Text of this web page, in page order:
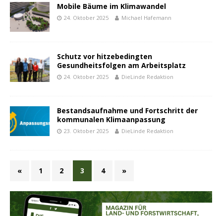
Mobile Bäume im Klimawandel
24. Oktober 2025 Michael Hafemann
Schutz vor hitzebedingten
Gesundheitsfolgen am Arbeitsplatz
24. Oktober 2025 DieLinde Redaktion
Bestandsaufnahme und Fortschritt der
kommunalen Klimaanpassung
23. Oktober 2025 DieLinde Redaktion
« 1 2 3 4 »